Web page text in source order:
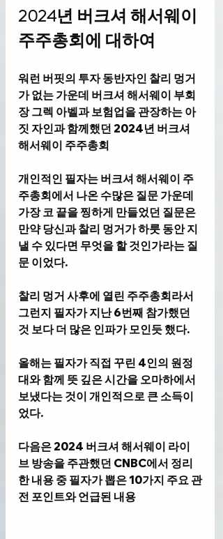
2024년 버크셔 해서웨이
주주총회에 대하여
워런 버핏의 투자 동반자인 찰리 멍거
가 없는 가운데 버크셔 해서웨이 부회
장 그렉 아벨과 보험업을 관장하는 아
짓 자인과 함께했던 2024년 버크셔
해서웨이 주주총회
개인적인 필자는 버크셔 해서웨이 주
주총회에서 나온 수많은 질문 가운데
가장 코 끝을 찡하게 만들었던 질문은
만약 당신과 찰리 멍거가 하룻 동안 지
낼 수 있다면 무엇을 할 것인가라는 질
문 이었다.
찰리 멍거 사후에 열린 주주총회라서
그런지 필자가 지난 6번째 참가했던
것 보다 더 많은 인파가 모인듯 했다.
올해는 필자가 직접 꾸린 4인의 원정
대와 함께 뜻 깊은 시간을 오마하에서
보냈다는 것이 개인적으로 큰 소득이
었다.
다음은 2024 버크셔 해서웨이 라이
브 방송을 주관했던 CNBC에서 정리
한 내용 중 필자가 뽑은 10가지 주요 관
전 포인트와 언급된 내용